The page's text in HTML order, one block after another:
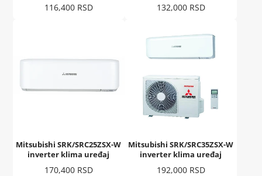
Cena
116,400 RSD Cena
132,000 RSD
Mitsubishi SRK/SRC25ZSX-W
inverter klima uređaj
Cena
170,400 RSD
Mitsubishi SRK/SRC35ZSX-W
inverter klima uređaj
Cena
192,000 RSD